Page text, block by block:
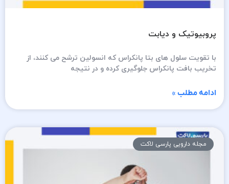
پروبیوتیک و دیابت
با تقویت سلول های بتا پانکراس که انسولین ترشح می کنند، از
تخریب بافت پانکراس جلوگیری کرده و در نتیجه
ادامه مطلب »
مجله دارویی پارسی لاکت